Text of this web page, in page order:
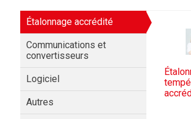
Étalonnage accrédité
Communications et
convertisseurs
Logiciel
Autres